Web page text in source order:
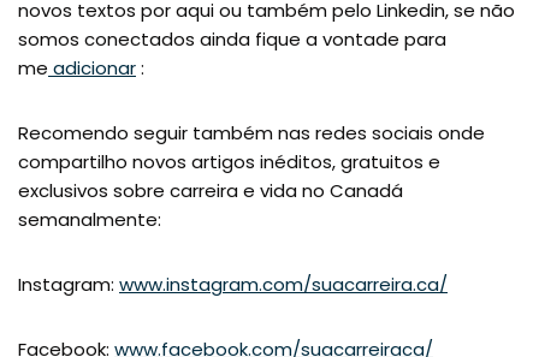
novos textos por aqui ou também pelo Linkedin, se não
somos conectados ainda fique a vontade para
me adicionar:
Recomendo seguir também nas redes sociais onde
compartilho novos artigos inéditos, gratuitos e
exclusivos sobre carreira e vida no Canadá
semanalmente:
Instagram: www.instagram.com/suacarreira.ca/
Facebook: www.facebook.com/suacarreiraca/